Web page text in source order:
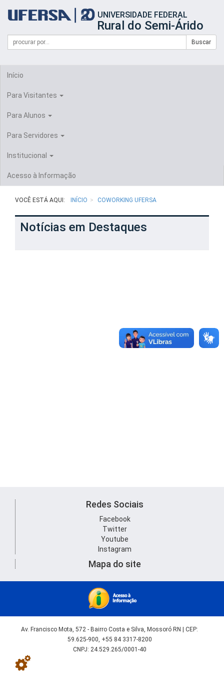
portal
UFERSA
UNIVERSIDADE FEDERAL
Rural do Semi-Árido
Formulário
Busca
Campo
de
Buscar
Início
Para Visitantes
Para Alunos
Para Servidores
Institucional
Acesso à Informação
VOCÊ ESTÁ AQUI: INÍCIO COWORKING UFERSA
Notícias em Destaques
Redes Sociais
Facebook
Twitter
Youtube
Instagram
Mapa do site
Av. Francisco Mota, 572 - Bairro Costa e Silva, Mossoró RN | CEP:
59.625-900, +55 84 3317-8200
CNPJ: 24.529.265/0001-40